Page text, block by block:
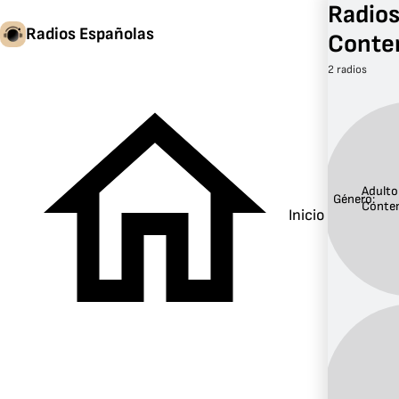
Radios Españolas
Inicio
2 radios
Género:Adulto